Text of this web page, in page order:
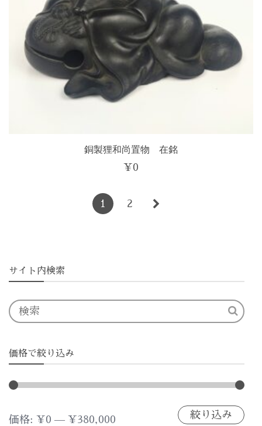
銅製狸和尚置物 在銘
¥0
1 2
サイト内検索
価格で絞り込み
最
最 絞り込み
価格: ¥0 — ¥380,000